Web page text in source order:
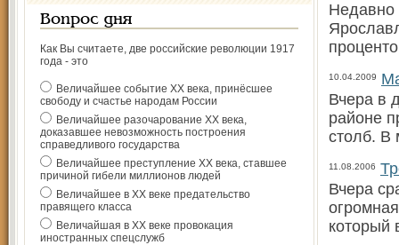
Вопрос дня
Как Вы считаете, две российские революции 1917
года - это
Величайшее событие ХХ века, принёсшее
свободу и счастье народам России
Величайшее разочарование ХХ века,
доказавшее невозможность построения
справедливого государства
Величайшее преступление ХХ века, ставшее
причиной гибели миллионов людей
Величайшее в ХХ веке предательство
правящего класса
Величайшая в ХХ веке провокация
иностранных спецслужб
Недавно
10.04.2009
Вчера в
районе
столб. В
11.08.2006
Вчера
который